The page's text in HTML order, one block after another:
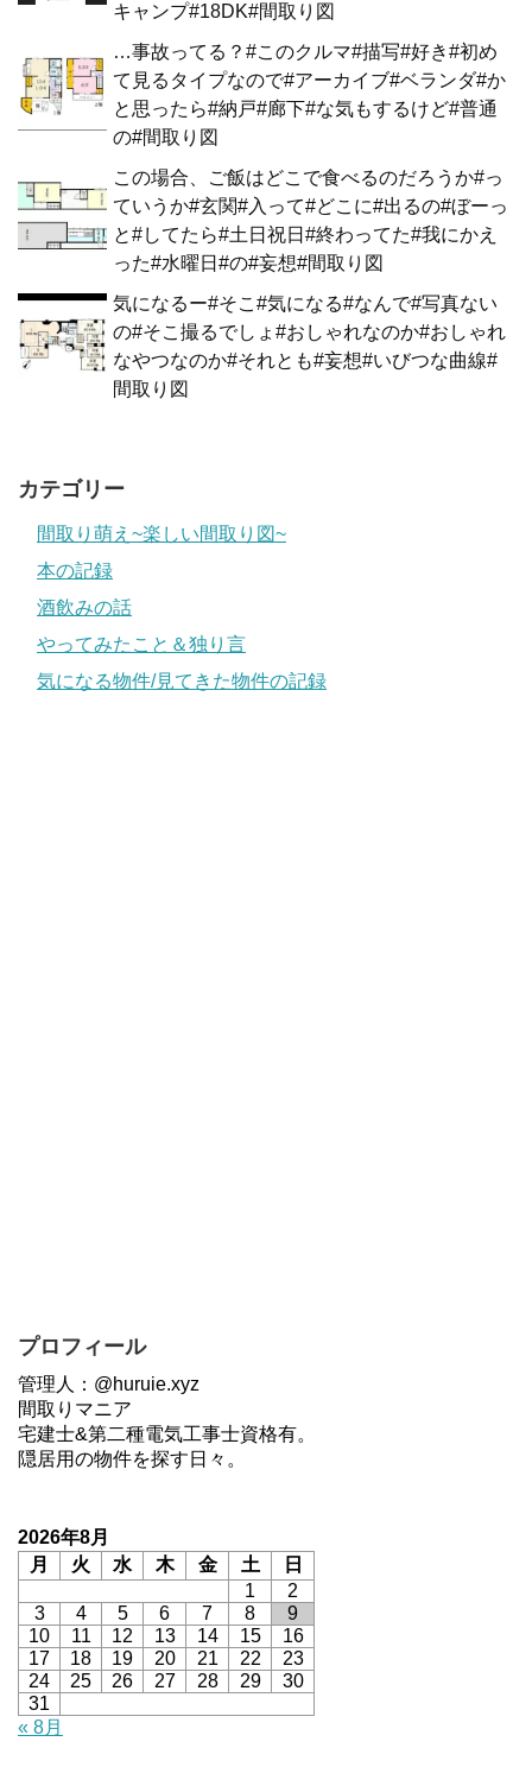
キャンプ#18DK#間取り図
…事故ってる？#このクルマ#描写#好き#初め
て見るタイプなので#アーカイブ#ベランダ#か
と思ったら#納戸#廊下#な気もするけど#普通
の#間取り図
この場合、ご飯はどこで食べるのだろうか#っ
ていうか#玄関#入って#どこに#出るの#ぼーっ
と#してたら#土日祝日#終わってた#我にかえ
った#水曜日#の#妄想#間取り図
気になるー#そこ#気になる#なんで#写真ない
の#そこ撮るでしょ#おしゃれなのか#おしゃれ
なやつなのか#それとも#妄想#いびつな曲線#
間取り図
カテゴリー
間取り萌え~楽しい間取り図~
本の記録
酒飲みの話
やってみたこと＆独り言
気になる物件/見てきた物件の記録
プロフィール
管理人：@huruie.xyz
間取りマニア
宅建士&第二種電気工事士資格有。
隠居用の物件を探す日々。
2026年8月
月
火 水 木 金 土
日
1
2
3
4 5 6 7 8
9
10
11 12 13 14 15
16
17
18 19 20 21 22
23
24
25 26 27 28 29
30
31
« 8月